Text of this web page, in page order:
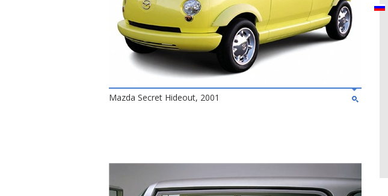
Mazda Secret Hideout, 2001